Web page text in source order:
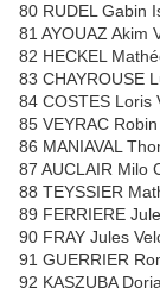
80 RUDEL Gabin
81 AYOUAZ Akim
82 HECKEL
83 CHAYROUSE
84 COSTES Loris
85 VEYRAC
86 MANIAVAL
87 AUCLAIR Milo
88 TEYSSIER
89 FERRIERE
90 FRAY Jules
91 GUERRIER
92 KASZUBA